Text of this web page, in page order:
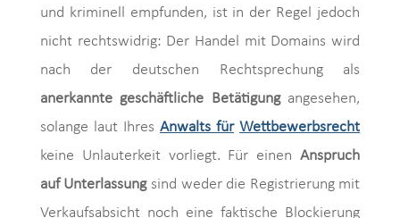
und kriminell empfunden, ist in der Regel jedoch
nicht rechtswidrig: Der Handel mit Domains wird
nach der deutschen Rechtsprechung als
anerkannte geschäftliche Betätigungangesehen,
solange laut IhresAnwalts für Wettbewerbsrecht
keine Unlauterkeit vorliegt. Für einenAnspruch
auf Unterlassungsind weder die Registrierung mit
Verkaufsabsicht noch eine faktische Blockierung